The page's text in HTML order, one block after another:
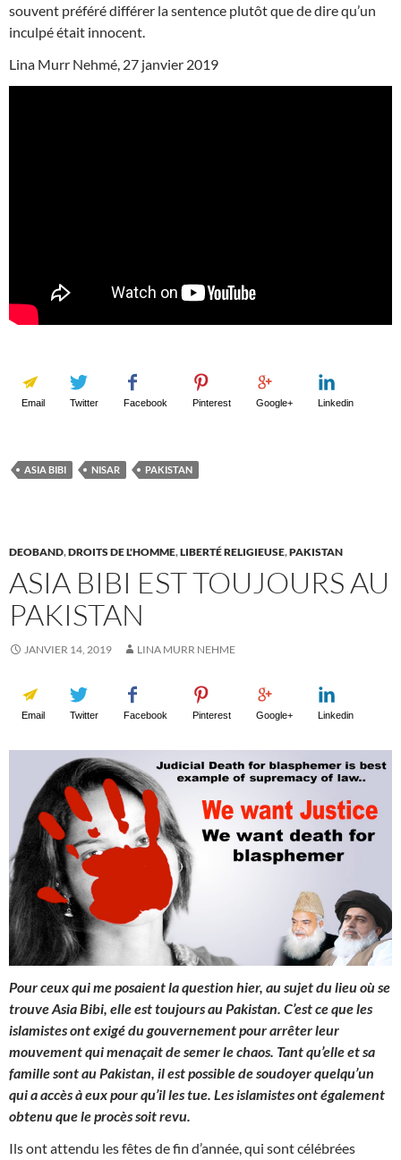
souvent préféré différer la sentence plutôt que de dire qu’un
inculpé était innocent.
Lina Murr Nehmé, 27 janvier 2019
Email Twitter Facebook Pinterest Google+ Linkedin
ASIA BIBI NISAR PAKISTAN
DEOBAND,DROITS DE L'HOMME,LIBERTÉ RELIGIEUSE,PAKISTAN
ASIA BIBI EST TOUJOURS AU
PAKISTAN
JANVIER 14, 2019 LINA MURR NEHME
Email Twitter Facebook Pinterest Google+ Linkedin
Pour ceux qui me posaient la question hier, au sujet du lieu où se
trouve Asia Bibi, elle est toujours au Pakistan. C’est ce que les
islamistes ont exigé du gouvernement pour arrêter leur
mouvement qui menaçait de semer le chaos. Tant qu’elle et sa
famille sont au Pakistan, il est possible de soudoyer quelqu’un
qui a accès à eux pour qu’il les tue. Les islamistes ont également
obtenu que le procès soit revu.
Ils ont attendu les fêtes de fin d’année, qui sont célébrées